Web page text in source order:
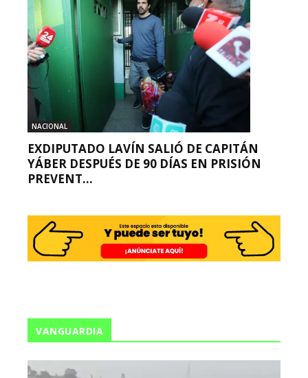
NACIONAL
EXDIPUTADO LAVÍN SALIÓ DE CAPITÁN
YÁBER DESPUÉS DE 90 DÍAS EN PRISIÓN
PREVENT...
VANGUARDIA